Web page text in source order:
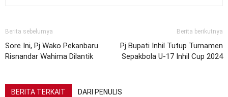
Berita sebelumya
Sore Ini, Pj Wako Pekanbaru
Risnandar Wahima Dilantik
Berita berikutnya
Pj Bupati Inhil Tutup Turnamen
Sepakbola U-17 Inhil Cup 2024
BERITA TERKAIT DARI PENULIS